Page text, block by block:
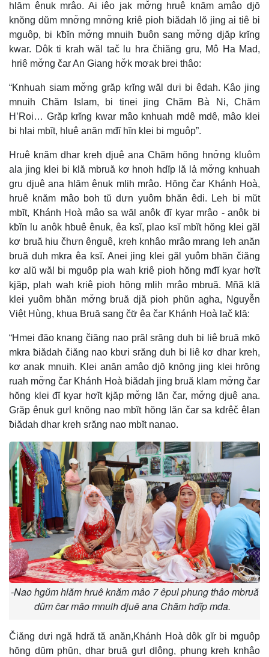
hlăm ênuk mrâo. Ai iêo jak mơ̆ng hruê knăm amâo djŏ
knŏng dŭm mnơ̆ng mnơ̆ng kriê pioh ƀiădah lŏ jing ai tiê bi
mguôp, bi kƀĭn mơ̆ng mnuih ƀuôn sang mơ̆ng djăp krĭng
kwar. Dôk ti krah wăl tač lu hra čhiăng gru, Mô Ha Mad,
hriê mơ̆ng čar An Giang hơ̆k mơak brei thâo:
“Knhuah siam mơ̆ng grăp krĭng wăl dưi bi êdah. Kâo jing
mnuih Chăm Islam, bi tinei jing Chăm Bà Ni, Chăm
H’Roi… Grăp krĭng kwar mâo knhuah mdê mdê, mâo klei
bi hlai mbĭt, hluê anăn mđĭ hĭn klei bi mguôp”.
Hruê knăm dhar kreh djuê ana Chăm hŏng hnơ̆ng kluôm
ala jing klei bi klă mbruă kơ hnoh hdĭp lă lả mơ̆ng knhuah
gru djuê ana hlăm ênuk mlih mrâo. Hŏng čar Khánh Hoà,
hruê knăm mâo boh tŭ dưn yuôm bhăn êdi. Leh bi mŭt
mbĭt, Khánh Hoà mâo sa wăl anôk đĭ kyar mrâo - anôk bi
kƀĭn lu anôk hƀuê ênuk, êa ksĭ, plao ksĭ mbĭt hŏng klei găl
kơ bruă hiu čhưn ênguê, kreh knhâo mrâo mrang leh anăn
bruă duh mkra êa ksĭ. Anei jing klei găl yuôm bhăn čiăng
kơ alŭ wăl bi mguôp pla wah kriê pioh hŏng mđĭ kyar hơĭt
kjăp, plah wah kriê pioh hŏng mlih mrâo mbruă. Mñă klă
klei yuôm bhăn mơ̆ng bruă djă pioh phŭn agha, Nguyễn
Việt Hùng, khua Bruă sang čư̆ êa čar Khánh Hoà lač klă:
“Hmei đăo knang čiăng nao prăl srăng duh bi liê bruă mkŏ
mkra ƀiădah čiăng nao kbưi srăng duh bi liê kơ dhar kreh,
kơ anak mnuih. Klei anăn amâo djŏ knŏng jing klei hrŏng
ruah mơ̆ng čar Khánh Hoà ƀiădah jing bruă klam mơ̆ng čar
hŏng klei đĭ kyar hơĭt kjăp mơ̆ng lăn čar, mơ̆ng djuê ana.
Grăp ênuk gưl knŏng nao mbĭt hŏng lăn čar sa kdrêč êlan
ƀiădah dhar kreh srăng nao mbĭt nanao.
-Nao hgŭm hlăm hruê knăm mâo 7 êpul phung thâo mbruă
dŭm čar mâo mnuih djuê ana Chăm hdĭp mda.
Čiăng dưi ngă hdră tă anăn,Khánh Hoà dôk gĭr bi mguôp
hŏng dŭm phŭn, dhar bruă gưl dlông, phung kreh knhâo